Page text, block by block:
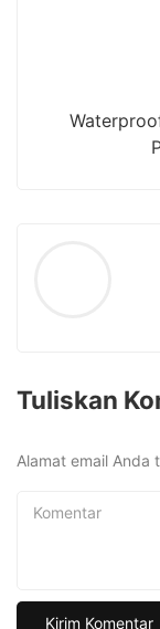
Tuliskan
Alamat email Anda
Komentar